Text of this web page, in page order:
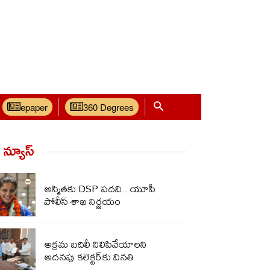
epaper 360 Degrees
అస్మితకు DSP పదవి.. యూపీ
పోలీస్ శాఖ నిర్ణయం
అక్రమ బదిలీ నిలిపివేయాలని
అదనపు కలెక్టర్‌కు వినతి